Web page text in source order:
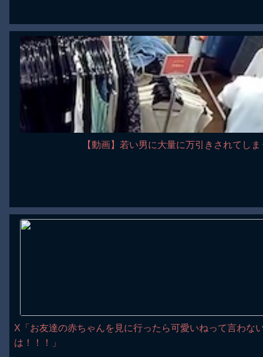
【動画】若い男に大量に万引きされてし
X「お友達の赤ちゃんを見に行ったら可愛いねって言わな
は！！！」